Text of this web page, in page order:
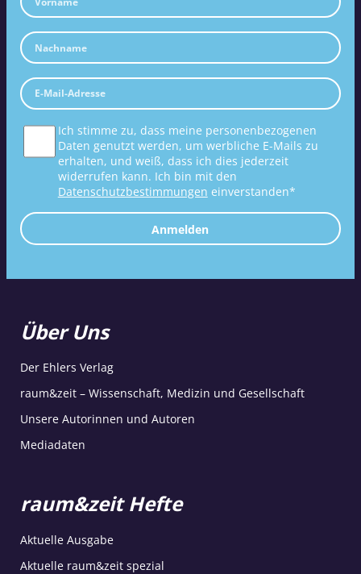
Ich stimme zu, dass meine personenbezogenen
Daten genutzt werden, um werbliche E-Mails zu
erhalten, und weiß, dass ich dies jederzeit
widerrufen kann. Ich bin mit den
Datenschutzbestimmungen einverstanden*
Anmelden
Über Uns
Der Ehlers Verlag
raum&zeit – Wissenschaft, Medizin und Gesellschaft
Unsere Autorinnen und Autoren
Mediadaten
raum&zeit Hefte
Aktuelle Ausgabe
Aktuelle raum&zeit spezial